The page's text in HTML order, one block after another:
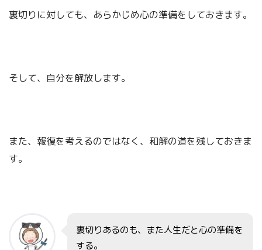
親子の関係
裏切りに対しても、あらかじめ心の準備をしておきます。
そして、自分を解放します。
また、報復を考えるのではなく、和解の道を残しておきま
す。
裏切りあるのも、また人生だと心の準備を
する。